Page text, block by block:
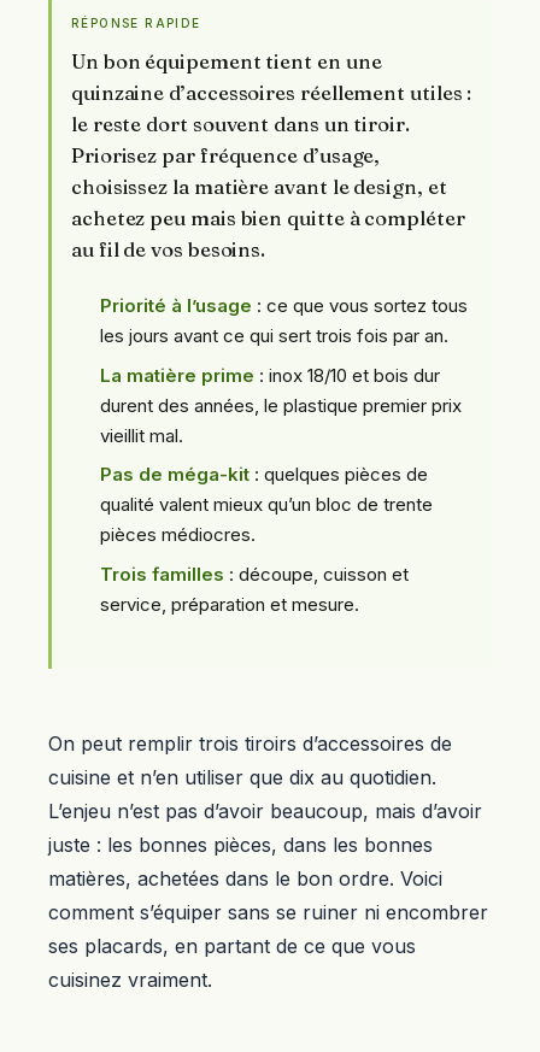
RÉPONSE RAPIDE
Un bon équipement tient en une
quinzaine d’accessoires réellement utiles :
le reste dort souvent dans un tiroir.
Priorisez par fréquence d’usage,
choisissez la matière avant le design, et
achetez peu mais bien quitte à compléter
au fil de vos besoins.
Priorité à l’usage : ce que vous sortez tous
les jours avant ce qui sert trois fois par an.
La matière prime : inox 18/10 et bois dur
durent des années, le plastique premier prix
vieillit mal.
Pas de méga-kit : quelques pièces de
qualité valent mieux qu’un bloc de trente
pièces médiocres.
Trois familles : découpe, cuisson et
service, préparation et mesure.
On peut remplir trois tiroirs d’accessoires de
cuisine et n’en utiliser que dix au quotidien.
L’enjeu n’est pas d’avoir beaucoup, mais d’avoir
juste : les bonnes pièces, dans les bonnes
matières, achetées dans le bon ordre. Voici
comment s’équiper sans se ruiner ni encombrer
ses placards, en partant de ce que vous
cuisinez vraiment.